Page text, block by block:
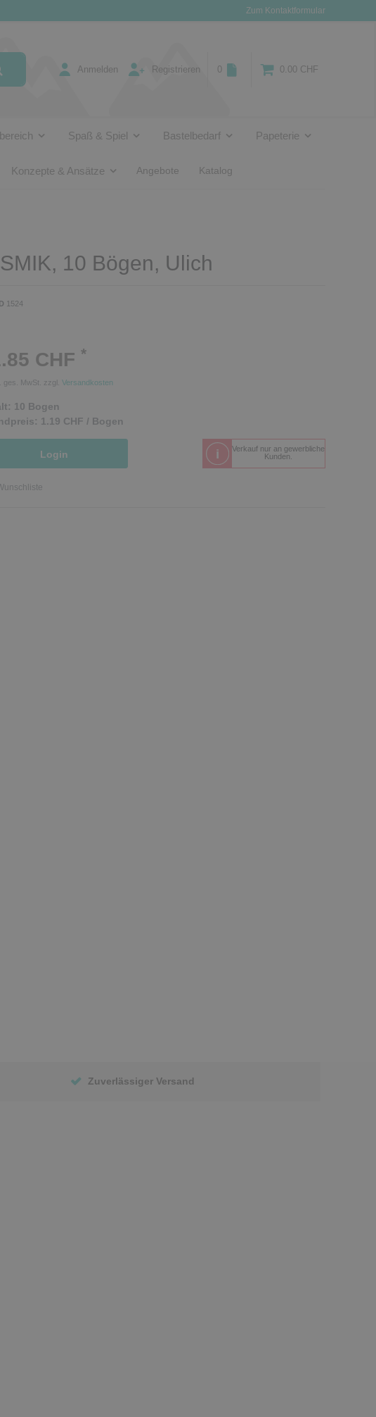
Zum Kontaktformular
Anmelden Registrieren 0 0.00 CHF
Spaß & Spiel Bastelbedarf Papeterie
Konzepte & Ansätze Angebote Katalog
10 Bögen, Ulich
1524
CHF *
ges. MwSt. zzgl. Versandkosten
10 Bogen
1.19 CHF / Bogen
Login
Verkauf nur an gewerbliche
Kunden.
Zuverlässiger Versand